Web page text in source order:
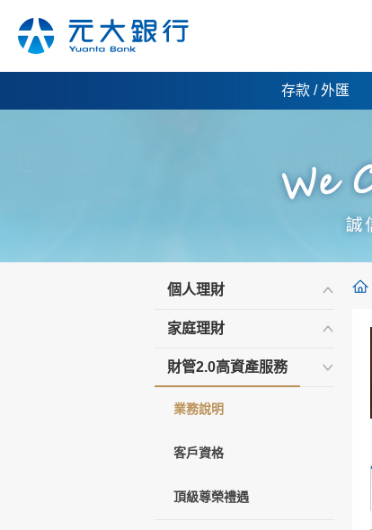
存款 / 外匯
個人理財
家庭理財
財管2.0高資產服務
業務說明
客戶資格
頂級尊榮禮遇